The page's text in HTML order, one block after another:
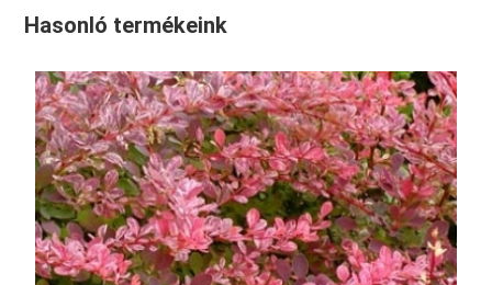
Hasonló termékeink